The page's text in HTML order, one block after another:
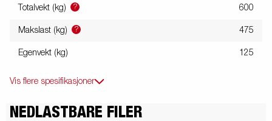
Totalvekt (kg) ? 600
Makslast (kg) ? 475
Egenvekt (kg) 125
Vis flere spesifikasjoner
NEDLASTBARE FILER